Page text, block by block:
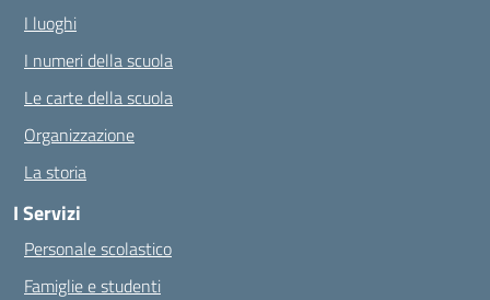
I luoghi
I numeri della scuola
Le carte della scuola
Organizzazione
La storia
I Servizi
Personale scolastico
Famiglie e studenti